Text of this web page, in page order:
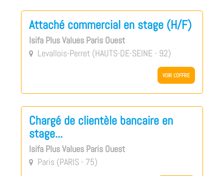
Attaché commercial en stage (H/F)
Isifa Plus Values Paris Ouest
 Levallois-Perret (HAUTS-DE-SEINE - 92)
VOIR L'OFFRE
Chargé de clientèle bancaire en
stage...
Isifa Plus Values Paris Ouest
 Paris (PARIS - 75)